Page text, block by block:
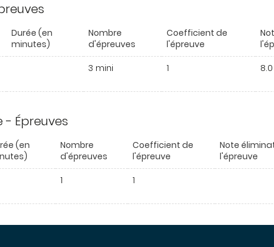
Durée (en
minutes)
Nombre
d'épreuves
Coefficient de
l'épreuve
3 mini 1 8.0
Épreuves
(en
Nombre
d'épreuves
Coefficient de
l'épreuve
Note
l'épreuve
1 1